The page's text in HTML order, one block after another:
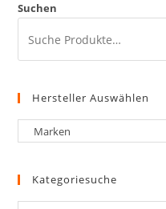
Suchen
Hersteller Auswählen
Kategoriesuche